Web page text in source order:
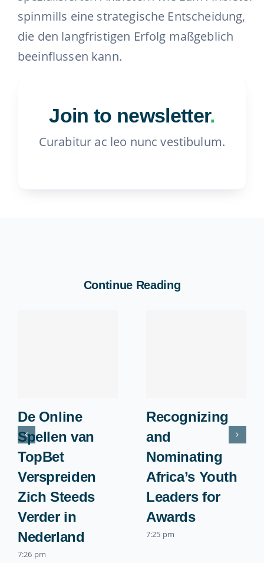
spinmills eine strategische Entscheidung,
die den langfristigen Erfolg maßgeblich
beeinflussen kann.
Join to newsletter.
Curabitur ac leo nunc vestibulum.
Continue Reading
De Online
Spellen van
TopBet
Verspreiden
Zich Steeds
Verder in
Nederland
7:26 pm
Recognizing
and
Nominating
Africa’s Youth
Leaders for
Awards
7:25 pm